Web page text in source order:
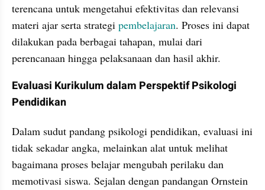
terencana untuk mengetahui efektivitas dan relevansi
materi ajar serta strategi pembelajaran. Proses ini dapat
dilakukan pada berbagai tahapan, mulai dari
perencanaan hingga pelaksanaan dan hasil akhir.
Evaluasi Kurikulum dalam Perspektif Psikologi
Pendidikan
Dalam sudut pandang psikologi pendidikan, evaluasi ini
tidak sekadar angka, melainkan alat untuk melihat
bagaimana proses belajar mengubah perilaku dan
memotivasi siswa. Sejalan dengan pandangan Ornstein